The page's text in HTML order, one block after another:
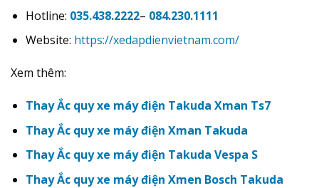
Hotline: 035.438.2222– 084.230.1111
Website: https://xedapdienvietnam.com/
Xem thêm:
Thay Ắc quy xe máy điện Takuda Xman Ts7
Thay Ắc quy xe máy điện Xman Takuda
Thay Ắc quy xe máy điện Takuda Vespa S
Thay Ắc quy xe máy điện Xmen Bosch Takuda